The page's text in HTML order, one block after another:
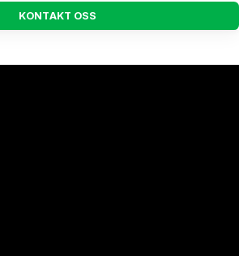
KONTAKT OSS